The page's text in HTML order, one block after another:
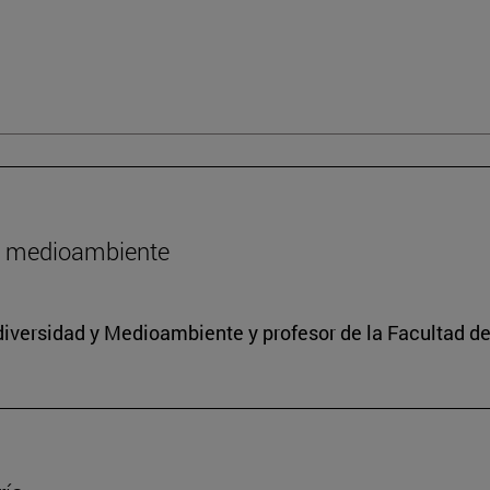
medioambiente
y Medioambiente y profesor de la Facultad